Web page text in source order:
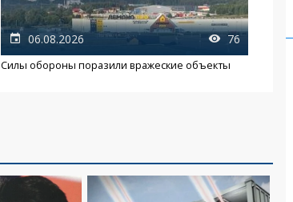
06.08.2026 76
Силы обороны поразили вражеские объекты